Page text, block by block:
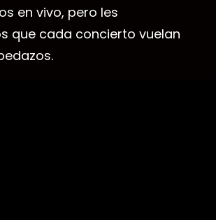
en vivo, pero les
que cada concierto vuelan